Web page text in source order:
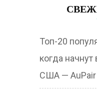
Топ-20
когда
США — AuPair